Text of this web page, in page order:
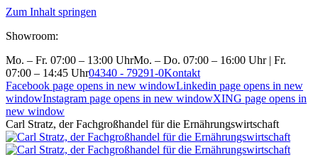
Zum Inhalt springen
Showroom:
Mo. – Fr. 07:00 – 13:00 UhrMo. – Do. 07:00 – 16:00 Uhr | Fr.
07:00 – 14:45 Uhr04340 - 79291-0Kontakt
Facebook page opens in new windowLinkedin page opens in new
windowInstagram page opens in new windowXING page opens in
new window
Carl Stratz, der Fachgroßhandel für die Ernährungswirtschaft